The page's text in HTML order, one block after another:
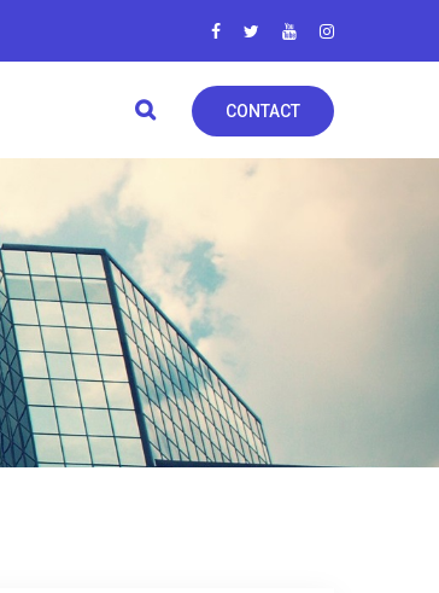
CONTACT